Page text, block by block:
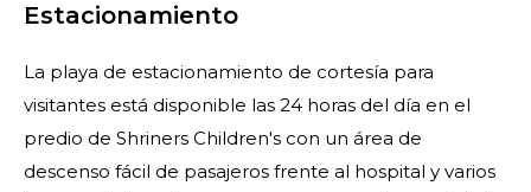
Estacionamiento
La playa de estacionamiento de cortesía para
visitantes está disponible las 24 horas del día en el
predio de Shriners Children's con un área de
descenso fácil de pasajeros frente al hospital y varios